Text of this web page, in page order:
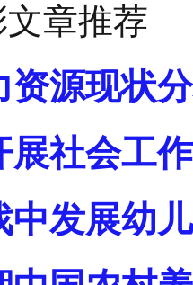
章推荐
资源现状
展社会工
中发展幼